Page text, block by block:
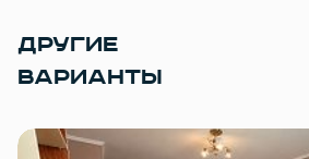
ДРУГИЕ
ВАРИАНТЫ